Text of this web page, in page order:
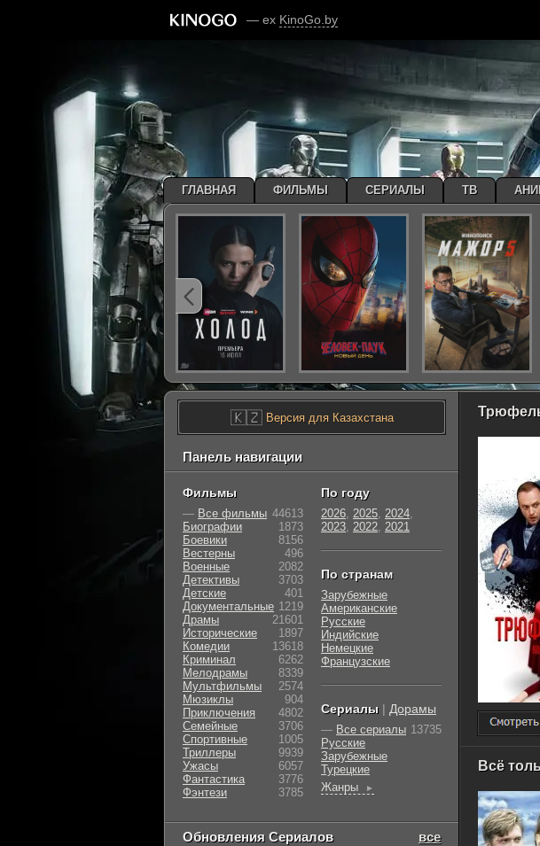
— ex KinoGo.by
Всё
🇰🇿Версия для Казахстана
Панель навигации
Фильмы
— Все фильмы 44613
Биографии
1873
Боевики
8156
Вестерны
496
Военные
2082
Детективы
3703
Детские
401
Документальные 1219
Драмы
21601
Исторические
1897
Комедии
13618
Криминал
6262
Мелодрамы
8339
Мультфильмы
2574
Мюзиклы
904
Приключения
4802
Семейные
3706
Cпортивные
1005
Триллеры
9939
Ужасы
6057
Фантастика
3776
Фэнтези
3785
По году
2026, 2025, 2024,
2023, 2022, 2021
По странам
Зарубежные
Американские
Русские
Индийские
Немецкие
Французские
Сериалы | Дорамы
— Все сериалы 13735
Русские
Зарубежные
Турецкие
Жанры
►
Обновления Сериалов все
ГЛАВНАЯ ФИЛЬМЫ СЕРИАЛЫ ТВ